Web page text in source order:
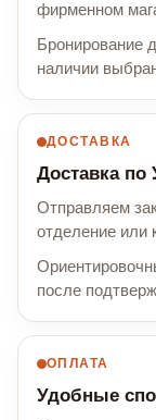
фирменном
Бронирование
наличии
ДОСТАВКА
Доставка по
Отправляем
отделение или
после
ОПЛАТА
Удобные